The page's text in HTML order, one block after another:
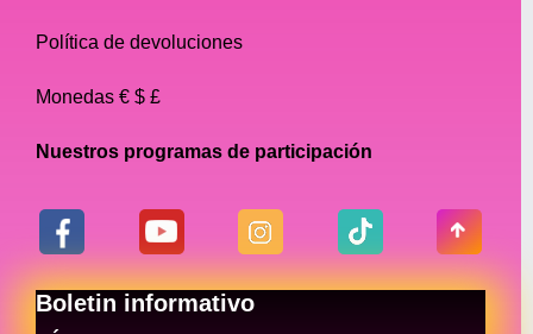
Política de devoluciones
Monedas € $ £
Nuestros programas de participación
Boletin informativo